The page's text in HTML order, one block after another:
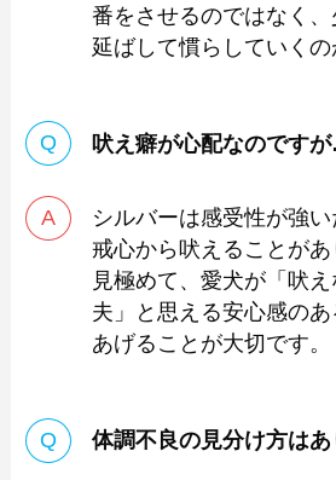
番をさせるのではなく
延ばして慣らしていくの
吠え癖が心配なのです
シルバーは感受性が強
戒心から吠えることが
見極めて、愛犬が「吠
夫」と思える安心感の
あげることが大切です。
体調不良の見分け方はあ